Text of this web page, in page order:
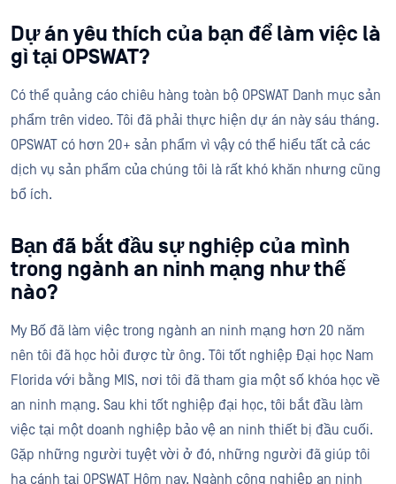
Dự án yêu thích của bạn để làm việc là
gì tại OPSWAT?
Có thể quảng cáo chiêu hàng toàn bộ OPSWAT Danh mục sản
phẩm trên video. Tôi đã phải thực hiện dự án này sáu tháng.
OPSWAT có hơn 20+ sản phẩm vì vậy có thể hiểu tất cả các
dịch vụ sản phẩm của chúng tôi là rất khó khăn nhưng cũng
bổ ích.
Bạn đã bắt đầu sự nghiệp của mình
trong ngành an ninh mạng như thế
nào?
My Bố đã làm việc trong ngành an ninh mạng hơn 20 năm
nên tôi đã học hỏi được từ ông. Tôi tốt nghiệp Đại học Nam
Florida với bằng MIS, nơi tôi đã tham gia một số khóa học về
an ninh mạng. Sau khi tốt nghiệp đại học, tôi bắt đầu làm
việc tại một doanh nghiệp bảo vệ an ninh thiết bị đầu cuối.
Gặp những người tuyệt vời ở đó, những người đã giúp tôi
hạ cánh tại OPSWAT Hôm nay. Ngành công nghiệp an ninh